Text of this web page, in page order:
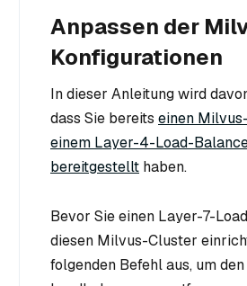
Anpassen der
Konfigurationen
In dieser Anleitung wird
dass Sie bereits einen
einem Layer-4-Load-
bereitgestellt haben.
Bevor Sie einen Layer-7-
diesen Milvus-Cluster
folgenden Befehl aus, um